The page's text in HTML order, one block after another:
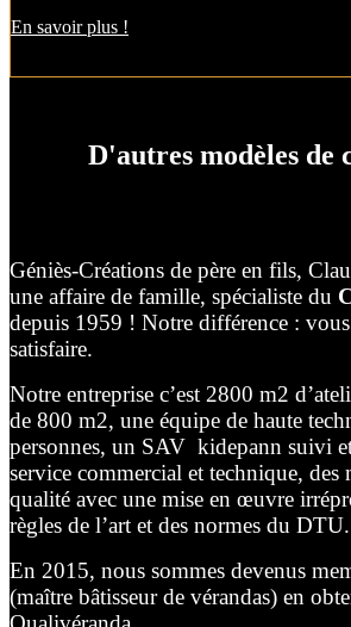
En savoir plus !
D'autres modèles de
Géniès-Créations de père en fils,
une affaire de famille, spécialiste du
depuis 1959 ! Notre différence :
satisfaire.
Notre entreprise c’est 2800 m2
de 800 m2, une équipe de haute
personnes, un SAV kidepann suivi
service commercial et technique, des
qualité avec une mise en œuvre
règles de l’art et des normes du DTU.
En 2015, nous sommes devenus
(maître bâtisseur de vérandas) en